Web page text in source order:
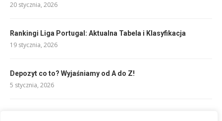
20 stycznia, 2026
Rankingi Liga Portugal: Aktualna Tabela i Klasyfikacja
19 stycznia, 2026
Depozyt co to? Wyjaśniamy od A do Z!
5 stycznia, 2026